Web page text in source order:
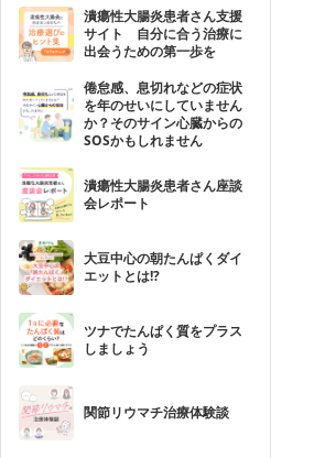
潰瘍性大腸炎患者さん支援
サイト 自分に合う治療に
出会うための第一歩を
倦怠感、息切れなどの症状
を年のせいにしていません
か？そのサイン心臓からの
SOSかもしれません
潰瘍性大腸炎患者さん座談
会レポート
大豆中心の朝たんぱくダイ
エットとは!?
ツナでたんぱく質をプラス
しましょう
関節リウマチ治療体験談